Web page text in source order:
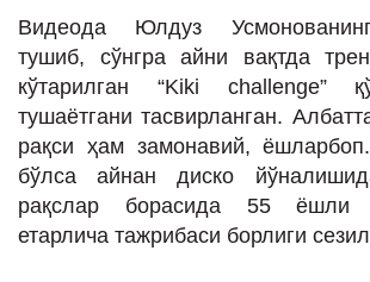
Видеода Юлдуз
тушиб, сўнгра айни вақтда
кўтарилган “Kiki challenge”
тушаётгани тасвирланган.
рақси ҳам замонавий,
бўлса айнан диско
рақслар борасида 55 ёшли
етарлича тажрибаси борлиги